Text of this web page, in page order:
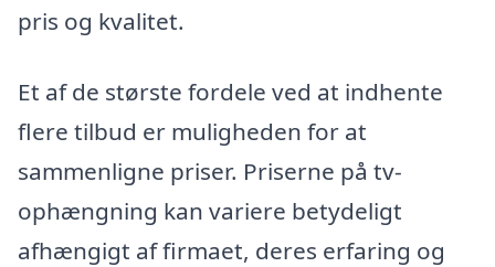
pris og kvalitet.
Et af de største fordele ved at indhente
flere tilbud er muligheden for at
sammenligne priser. Priserne på tv-
ophængning kan variere betydeligt
afhængigt af firmaet, deres erfaring og